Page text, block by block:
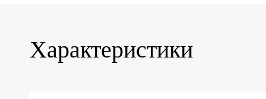
Характеристики